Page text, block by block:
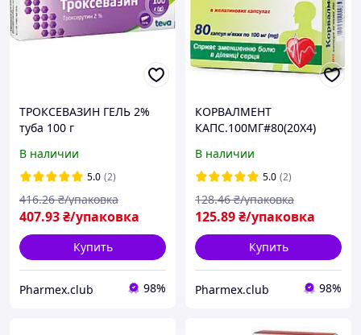
ТРОКСЕВАЗИН ГЕЛЬ 2%
туба 100 г
В наличии
5.0 (2)
407.93₴/упаковка
416.26 ₴/упаковка
Купить
Pharmex.club 98%
КОРВАЛМЕНТ
КАПС.100МГ#80(20Х4)
В наличии
5.0 (2)
125.89₴/упаковка
128.46 ₴/упаковка
Купить
Pharmex.club 98%